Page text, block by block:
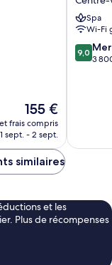
Le
nouveau
prix
de
155 €
frais compris
1 sept. - 2 sept.
Mile
Centre-
ville
de
Chicago
Spa
Wi-Fi
9.0
sur
9,0
3
similaires
et les
Plus de récompenses